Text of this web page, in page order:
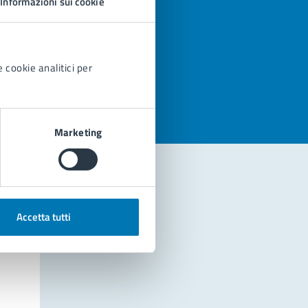
cookie analitici per
Marketing
Accetta tutti